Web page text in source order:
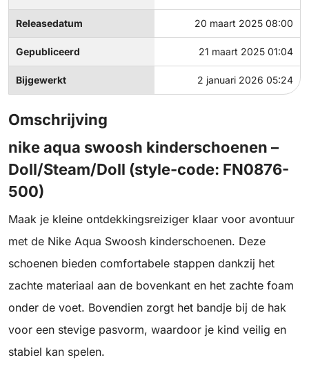
Releasedatum 20 maart 2025 08:00
Gepubliceerd 21 maart 2025 01:04
Bijgewerkt 2 januari 2026 05:24
Omschrijving
nike aqua swoosh kinderschoenen –
Doll/Steam/Doll (style-code: FN0876-
500)
Maak je kleine ontdekkingsreiziger klaar voor avontuur
met de Nike Aqua Swoosh kinderschoenen. Deze
schoenen bieden comfortabele stappen dankzij het
zachte materiaal aan de bovenkant en het zachte foam
onder de voet. Bovendien zorgt het bandje bij de hak
voor een stevige pasvorm, waardoor je kind veilig en
stabiel kan spelen.